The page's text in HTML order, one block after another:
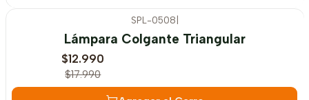
OFF
SPL-0508
Lámpara Colgante Triangular
$12.990
$17.990